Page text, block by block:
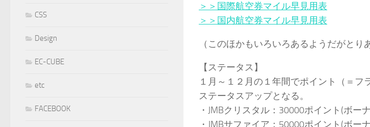
＞＞国際航空券マイル早見用表
＞＞国内航空券マイル早見用表
（このほかもいろいろあるようだがとり
【ステータス】
１月～１２月の１年間でポイント（＝フ
ステータスアップとなる。
・JMBクリスタル：30000ポイント(ボー
・JMBサファイア：50000ポイント(ボー
CSS
Design
EC-CUBE
etc
FACEBOOK